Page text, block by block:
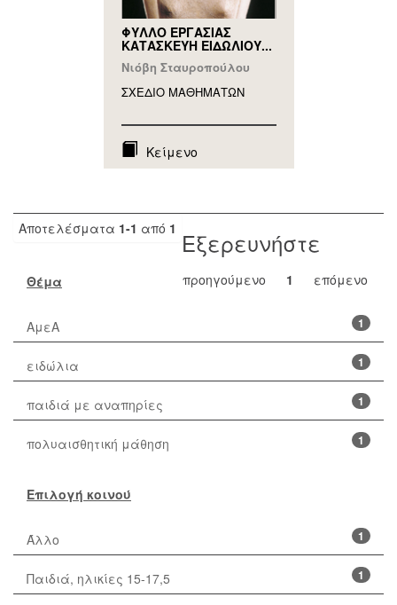
ΦΥΛΛΟ ΕΡΓΑΣΙΑΣ
ΚΑΤΑΣΚΕΥΗ ΕΙΔΩΛΙΟΥ...
Νιόβη Σταυροπούλου
ΣΧΕΔΙΟ ΜΑΘΗΜAΤΩΝ
Κείμενο
Αποτελέσματα 1-1 από 1
προηγούμενο 1 επόμενο
Εξερευνήστε
Θέμα
1
ΑμεΑ
1
ειδώλια
1
παιδιά με αναπηρίες
1
πολυαισθητική μάθηση
Επιλογή κοινού
1
Άλλο
1
Παιδιά, ηλικίες 15-17,5